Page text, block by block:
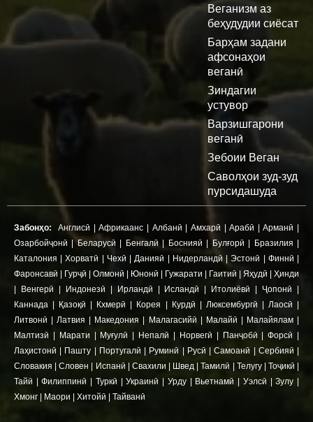
Веганизм аз
беҳудудии сиёсат
Барҳам задани
афсонаҳои
веганӣ
Зиндагии
устувор
Варзишгарони
веганӣ
Зебоии Веган
Саволҳои зуд-зуд
пурсидашуда
Забонҳо: Англисӣ |Африкаанс Албанӣ Амхарӣ |Арабӣ |Арманӣ
Озарбойҷонӣ |Беларусӣ Бенгалӣ Боснияӣ Булғорӣ Бразилия
Каталония |Хорватӣ Чехӣ |Данияӣ Нидерландӣ |Эстонӣ Финнӣ
Фаронсавӣ
Гурҷӣ Олмонӣ Юнонӣ Гужарати Гаитиӣ Яҳудӣ
Ҳинди
Венгерӣ Индонезӣ Ирландӣ Исландӣ Итолиёвӣ Ҷопонӣ
Каннада
Қазоқӣ Кхмерӣ Корея Курдӣ Люксембургӣ Лаосӣ
Литвонӣ |Латвия Македония Малагасийӣ Малайӣ Малайялам|
Малтизӣ
Марати Муғулӣ Непалӣ Норвегӣ Панҷобӣ |Форсӣ
Лаҳистонӣ
Пашту Португалӣ Руминӣ Русӣ |Самоанӣ Сербияӣ
Словакия |Словен Испанӣ Свахили Швед |Тамилӣ Телугу| Тоҷикӣ
Тайӣ |Филиппинӣ Туркӣ |Украинӣ Урду| Вьетнамӣ Уэлсӣ |Зулу
Хмонг
Маори Хитойӣ Тайванӣ